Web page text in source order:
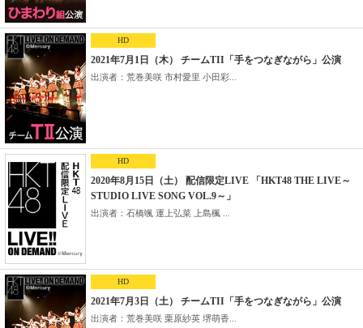
HD
2021年7月1日（木） チームTII「手をつなぎながら」公演
出演者：荒巻美咲 市村愛里 小田彩...
HD
2020年8月15日（土） 配信限定LIVE 「HKT48 THE LIVE～
STUDIO LIVE SONG VOL.9～」
出演者：石橋颯 運上弘菜 上島楓 ...
HD
2021年7月3日（土） チームTII「手をつなぎながら」公演
出演者：荒巻美咲 栗原紗英 堺萌香...